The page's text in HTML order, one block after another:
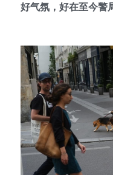
好气氛，好在至今警